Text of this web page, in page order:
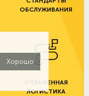
ОБСЛУЖИВАНИЯ
ОТЛАЖЕННАЯ
ЛОГИСТИКА
Хорошо